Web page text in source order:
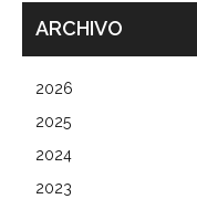
ARCHIVO
2026
2025
2024
2023